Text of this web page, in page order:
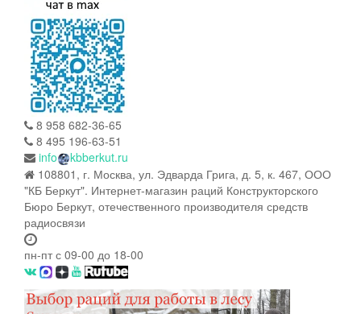
8 958 682-36-65
8 495 196-63-51
info
kbberkut.ru
108801, г. Москва, ул. Эдварда Грига, д. 5, к. 467, ООО
"КБ Беркут". Интернет-магазин раций Конструкторского
Бюро Беркут, отечественного производителя средств
радиосвязи
пн-пт с 09-00 до 18-00